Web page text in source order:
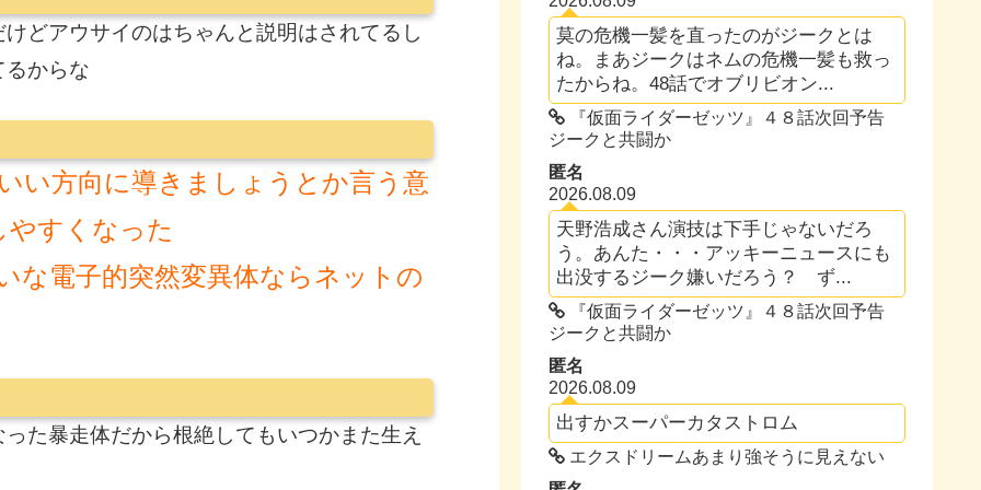
どアウサイのはちゃんと説明はされてるし
るからな
い方向に導きましょうとか言う意
やすくなった
電子的突然変異体ならネットの
た暴走体だから根絶してもいつかまた生え
莫の危機一髪を直ったのがジークとは
ね。まあジークはネムの危機一髪も救っ
たからね。48話でオブリビオン...
『仮面ライダーゼッツ』４８話次回予告
ジークと共闘か
匿名
2026.08.09
天野浩成さん演技は下手じゃないだろ
う。あんた・・・アッキーニュースにも
出没するジーク嫌いだろう？ ず...
『仮面ライダーゼッツ』４８話次回予告
ジークと共闘か
匿名
2026.08.09
出すかスーパーカタストロム
エクスドリームあまり強そうに見えない